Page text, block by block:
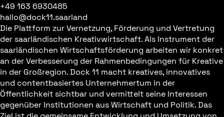
+49 163 6930485
hallo@dock11.saarland
Die Plattform zur Vernetzung, Förderung und Vertretung
der saarländischen Kreativwirtschaft. Als Instrument der
saarländischen Wirtschaftsförderung arbeiten wir konkret
an der Verbesserung der Rahmenbedingungen für Kreative
in der Großregion. Dock 11 macht kreatives, innovatives
und contentbasiertes Unternehmertum in der
Öffentlichkeit sichtbar und vermittelt seine Interessen
gegenüber Institutionen aus Wirtschaft und Politik. Das